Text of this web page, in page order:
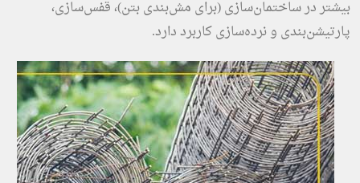
بیشتر در ساختمان‌سازی (برای مش‌بندی بتن)، قفس‌سازی،
پارتیشن‌بندی و نرده‌سازی کاربرد دارد.